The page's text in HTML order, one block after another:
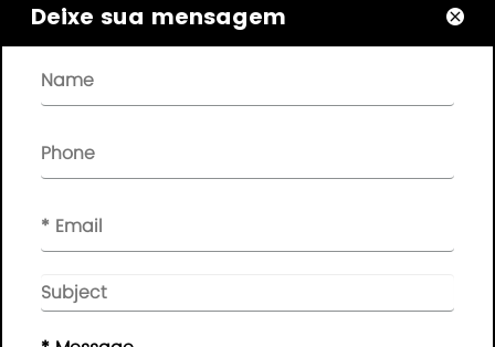
NEWSLETTER
Por favor, deixe sua mensagem aqui, nós lhe daremos
© Direitos autorais - 2010-2019 :
Tenon Sci.& Tech. Co., Ltd.Todos os direitos
reservados
Deixe sua mensagem 